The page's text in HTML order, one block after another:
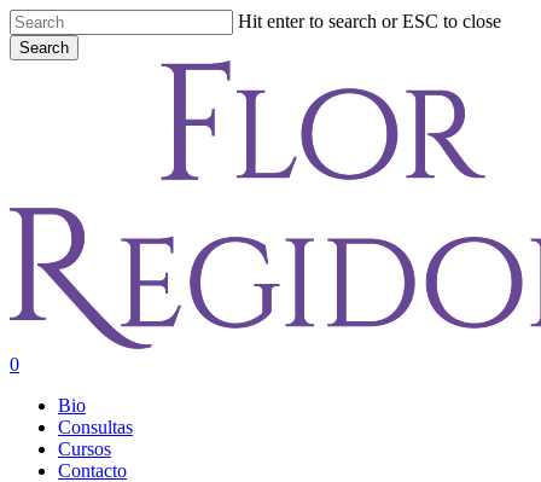
Skip
to
main
Hit enter to search or ESC to close
Search
account
0
Bio
Consultas
Cursos
Contacto